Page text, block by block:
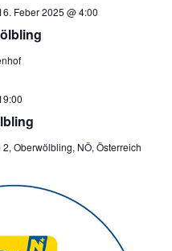
Feber 2025 @ 4:00
Oberwölbling, NÖ, Österreich